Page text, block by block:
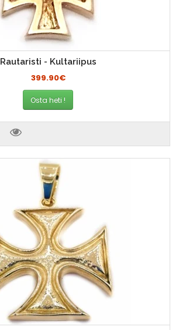
Rautaristi - Kultariipus
399.90€
Osta heti !